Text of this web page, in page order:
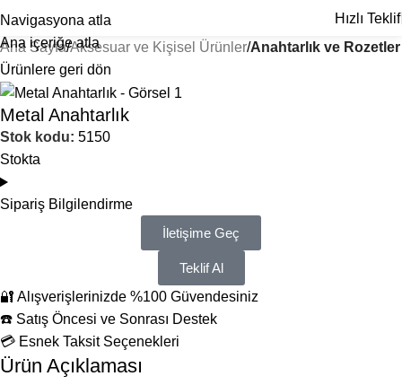
Navigasyona atla
Ana içeriğe atla
Hızlı Teklif
Ana Sayfa Aksesuar ve Kişisel Ürünler Anahtarlık ve Rozetler
Ürünlere geri dön
Metal Anahtarlık
Stok kodu: 5150
Stokta
Sipariş Bilgilendirme
İletişime Geç
Teklif Al
🔐 Alışverişlerinizde %100 Güvendesiniz
☎️ Satış Öncesi ve Sonrası Destek
💳 Esnek Taksit Seçenekleri
Ürün Açıklaması